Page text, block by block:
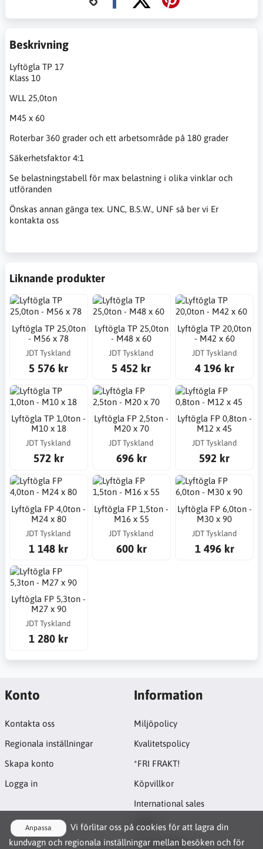
Beskrivning
Lyftögla TP 17
Klass 10
WLL 25,0ton
M45 x 60
Roterbar 360 grader och ett arbetsområde på 180 grader
Säkerhetsfaktor 4:1
Se belastningstabell för max belastning i olika vinklar och
utföranden
Önskas annan gänga tex. UNC, B.S.W., UNF så ber vi Er
kontakta oss
Liknande produkter
Lyftögla TP 25,0ton
- M56 x 78
JDT Tyskland
5 576 kr
Lyftögla TP 25,0ton
- M48 x 60
JDT Tyskland
5 452 kr
Lyftögla TP 20,0ton
- M42 x 60
JDT Tyskland
4 196 kr
Lyftögla TP 1,0ton -
M10 x 18
JDT Tyskland
572 kr
Lyftögla FP 2,5ton -
M20 x 70
JDT Tyskland
696 kr
Lyftögla FP 0,8ton -
M12 x 45
JDT Tyskland
592 kr
Lyftögla FP 4,0ton -
M24 x 80
JDT Tyskland
1 148 kr
Lyftögla FP 1,5ton -
M16 x 55
JDT Tyskland
600 kr
Lyftögla FP 6,0ton -
M30 x 90
JDT Tyskland
1 496 kr
Lyftögla FP 5,3ton -
M27 x 90
JDT Tyskland
1 280 kr
Anpassa
Vi förlitar oss på cookies för att lagra din
kundvagn och regionala inställningar mellan besöken och för
Konto
Kontakta oss
Regionala inställningar
Skapa konto
Logga in
Information
Miljöpolicy
Kvalitetspolicy
*FRI FRAKT!
Köpvillkor
International sales
GDPR
Cookie-policy